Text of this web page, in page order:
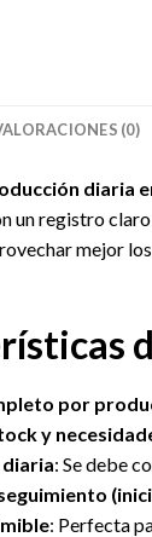
(0)
diaria
un registro
mejor
por
y
diaria: Se debe
: Perfecta